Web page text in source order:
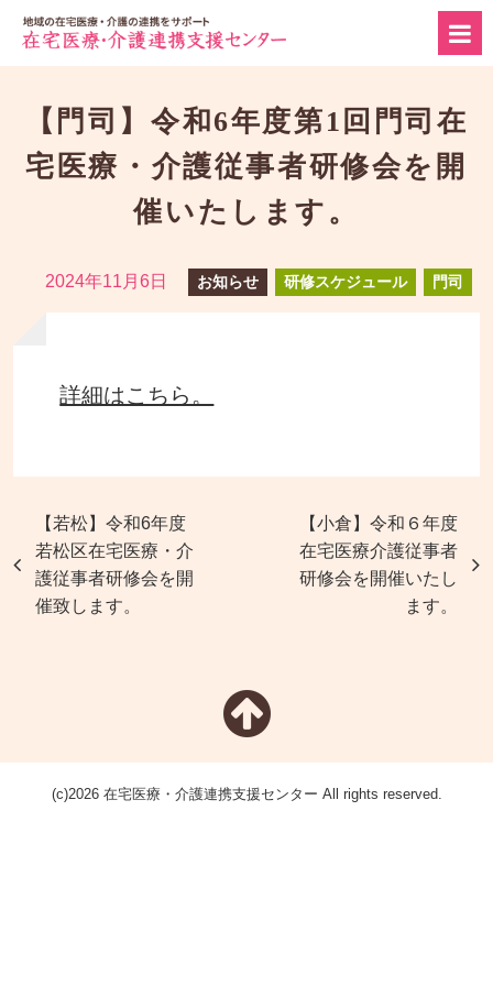
【門司】令和6年度第1回門司在
宅医療・介護従事者研修会を開
催いたします。
2024年11月6日 お知らせ 研修スケジュール 門司
詳細はこちら。
【若松】令和6年度
若松区在宅医療・介
護従事者研修会を開
催致します。
【小倉】令和６年度
在宅医療介護従事者
研修会を開催いたし
ます。
(c)2026 在宅医療・介護連携支援センター All rights reserved.